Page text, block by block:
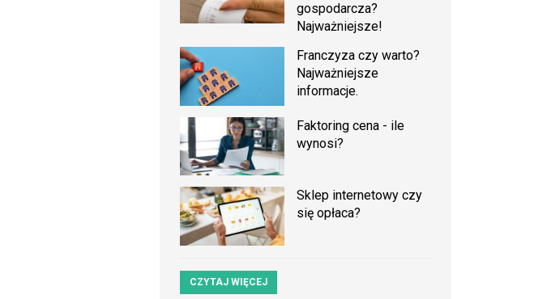
gospodarcza?
Najważniejsze!
Franczyza czy warto?
Najważniejsze
informacje.
Faktoring cena - ile
wynosi?
Sklep internetowy czy
się opłaca?
CZYTAJ WIĘCEJ